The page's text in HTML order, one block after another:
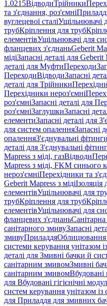
1.0215ВідводиТрійники
та з'єднання, роз'ємні
вуглецевої сталіУщільнювачі
трубКріплення для труб
елементівУщільнювачі для
фланцевих з'єднаньGeberit
мідіЗапасні деталі для Geberit
деталі для МуфтиПереходи
ПереходиВідводиЗапасні
деталі для Трійники
Перехідники нероз'ємні
роз'ємніЗапасні деталі для
роз'ємніЗаглушкиЗапасні
елементиЗапасні деталі для
для систем опаленняЗапасні
опаленняЗ'єднувальні
деталі для З'єднувальні
Mapress з міді, газВідводи
Mapress з міді, FKM синього
нероз'ємніПерехідники та
Geberit Mapress з міді
елементівУщільнювачі для
трубКріплення для труб
елементівУщільнювачі для
фланцевих з'єднань
санітарного змивуЗапасні
змивуПриладдяОблицювання
системи керування унітазом
деталі для Змивні бачки й
санітарним змивомЗмивні
санітарним змивомВбудовані
для Вбудовані гігієнічні
систем керування унітазом
для Приладдя для змивних